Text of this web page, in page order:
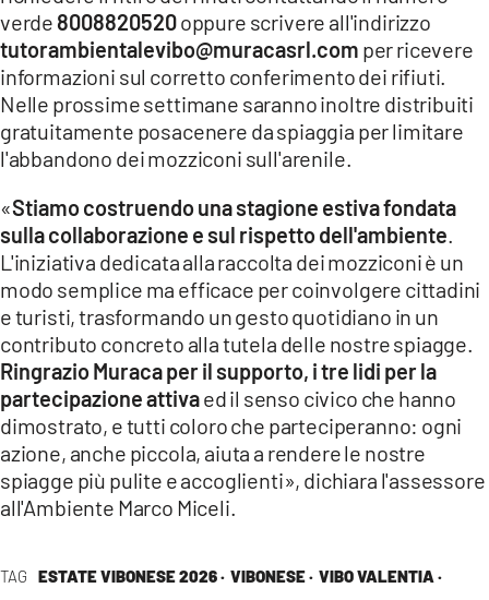
TAG ESTATE VIBONESE 2026 · VIBONESE · VIBO VALENTIA ·
verde 8008820520oppure scrivere all'indirizzo
tutorambientalevibo@muracasrl.com per ricevere
informazioni sul corretto conferimento dei rifiuti.
Nelle prossime settimane saranno inoltre distribuiti
gratuitamente posacenere da spiaggia per limitare
l'abbandono dei mozziconi sull'arenile.
«Stiamo costruendo una stagione estiva fondata
sulla collaborazione e sul rispetto dell'ambiente
L'iniziativa dedicata alla raccolta dei mozziconi è un
modo semplice ma efficace per coinvolgere cittadini
e turisti, trasformando un gesto quotidiano in un
contributo concreto alla tutela delle nostre spiagge.
Ringrazio Muraca per il supporto, i tre lidi per la
partecipazione attivaed il senso civico che hanno
dimostrato, e tutti coloro che parteciperanno: ogni
azione, anche piccola, aiuta a rendere le nostre
spiagge più pulite e accoglienti», dichiara l'assessore
all'Ambiente Marco Miceli.